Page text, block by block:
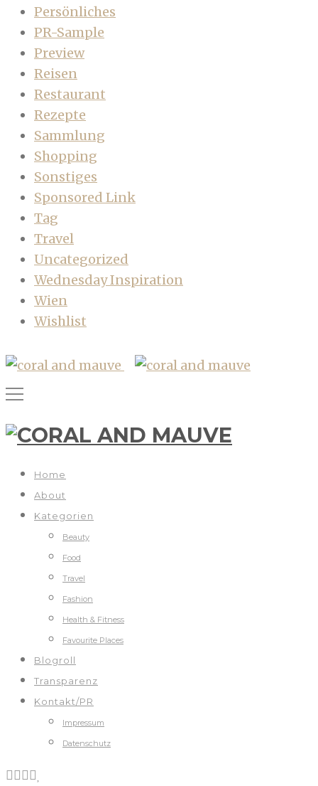
Persönliches
PR-Sample
Preview
Reisen
Restaurant
Rezepte
Sammlung
Shopping
Sonstiges
Sponsored Link
Tag
Travel
Uncategorized
Wednesday Inspiration
Wien
Wishlist
Home
About
Kategorien
Beauty
Food
Travel
Fashion
Health & Fitness
Favourite Places
Blogroll
Transparenz
Kontakt/PR
Impressum
Datenschutz